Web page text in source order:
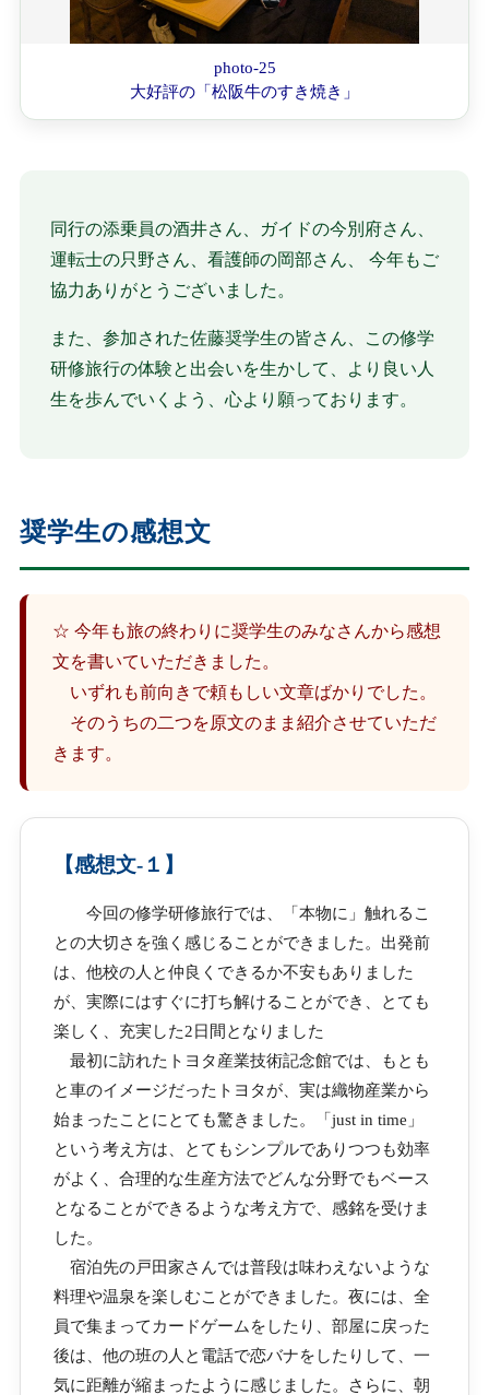
photo-25
大好評の「松阪牛のすき焼き」
同行の添乗員の酒井さん、ガイドの今別府さん、
運転士の只野さん、看護師の岡部さん、 今年もご
協力ありがとうございました。
また、参加された佐藤奨学生の皆さん、この修学
研修旅行の体験と出会いを生かして、より良い人
生を歩んでいくよう、心より願っております。
奨学生の感想文
☆ 今年も旅の終わりに奨学生のみなさんから感想
文を書いていただきました。
いずれも前向きで頼もしい文章ばかりでした。
そのうちの二つを原文のまま紹介させていただ
きます。
【感想文-１】
今回の修学研修旅行では、「本物に」触れるこ
との大切さを強く感じることができました。出発前
は、他校の人と仲良くできるか不安もありました
が、実際にはすぐに打ち解けることができ、とても
楽しく、充実した2日間となりました
最初に訪れたトヨタ産業技術記念館では、もとも
と車のイメージだったトヨタが、実は織物産業から
始まったことにとても驚きました。「just in time」
という考え方は、とてもシンプルでありつつも効率
がよく、合理的な生産方法でどんな分野でもベース
となることができるような考え方で、感銘を受けま
した。
宿泊先の戸田家さんでは普段は味わえないような
料理や温泉を楽しむことができました。夜には、全
員で集まってカードゲームをしたり、部屋に戻った
後は、他の班の人と電話で恋バナをしたりして、一
気に距離が縮まったように感じました。さらに、朝